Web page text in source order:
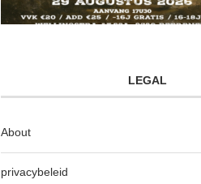
LEGAL
About
privacybeleid